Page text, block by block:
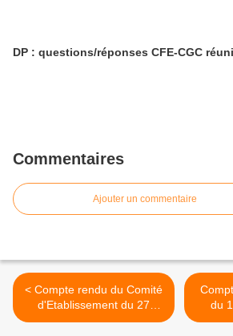
DP : questions/réponses CFE-CGC
Commentaires
Ajouter un commentaire
< Compte rendu du Comité
d'Etablissement du 27
septembre 2012